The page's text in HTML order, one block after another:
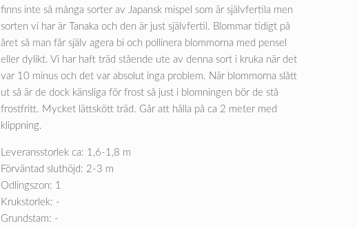
finns inte så många sorter av Japansk mispel som är självfertila men
sorten vi har är Tanaka och den är just självfertil. Blommar tidigt på
året så man får själv agera bi och pollinera blommorna med pensel
eller dylikt. Vi har haft träd stående ute av denna sort i kruka när det
var 10 minus och det var absolut inga problem. När blommorna slått
ut så är de dock känsliga för frost så just i blomningen bör de stå
frostfritt. Mycket lättskött träd. Går att hålla på ca 2 meter med
klippning.
Leveransstorlek ca: 1,6-1,8 m
Förväntad sluthöjd: 2-3 m
Odlingszon: 1
Krukstorlek: -
Grundstam: -